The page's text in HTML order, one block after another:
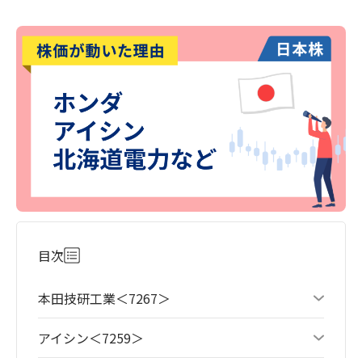
目次
本田技研工業＜7267＞
アイシン＜7259＞